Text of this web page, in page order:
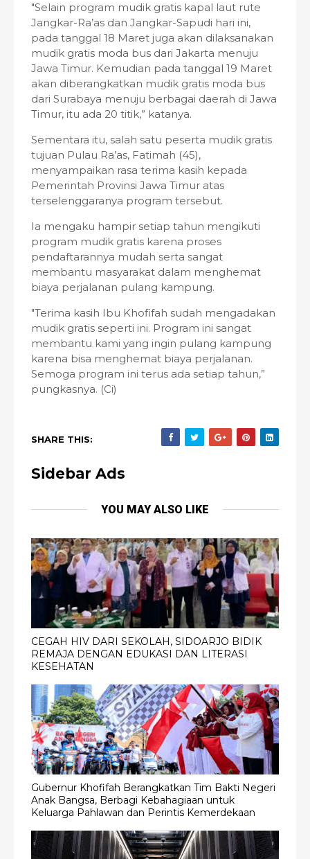
"Selain program mudik gratis kapal laut rute
Jangkar-Ra’as dan Jangkar-Sapudi hari ini,
pada tanggal 18 Maret juga akan dilaksanakan
mudik gratis moda bus dari Jakarta menuju
Jawa Timur. Kemudian pada tanggal 19 Maret
akan diberangkatkan mudik gratis moda bus
dari Surabaya menuju berbagai daerah di Jawa
Timur, itu ada 20 titik,” katanya.
Sementara itu, salah satu peserta mudik gratis
tujuan Pulau Ra’as, Fatimah (45),
menyampaikan rasa terima kasih kepada
Pemerintah Provinsi Jawa Timur atas
terselenggaranya program tersebut.
Ia mengaku hampir setiap tahun mengikuti
program mudik gratis karena proses
pendaftarannya mudah serta sangat
membantu masyarakat dalam menghemat
biaya perjalanan pulang kampung.
"Terima kasih Ibu Khofifah sudah mengadakan
mudik gratis seperti ini. Program ini sangat
membantu kami yang ingin pulang kampung
karena bisa menghemat biaya perjalanan.
Semoga program ini terus ada setiap tahun,”
pungkasnya. (Ci)
SHARE THIS:
Sidebar Ads
YOU MAY ALSO LIKE
CEGAH HIV DARI SEKOLAH, SIDOARJO BIDIK
REMAJA DENGAN EDUKASI DAN LITERASI
KESEHATAN
Gubernur Khofifah Berangkatkan Tim Bakti Negeri
Anak Bangsa, Berbagi Kebahagiaan untuk
Keluarga Pahlawan dan Perintis Kemerdekaan